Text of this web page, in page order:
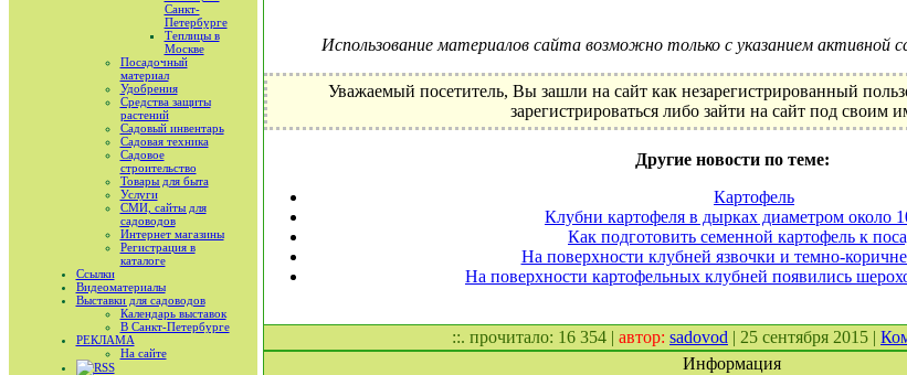
Санкт-
Петербурге
Теплицы в
Москве
Посадочный
материал
Удобрения
Средства защиты
растений
Садовый инвентарь
Садовая техника
Садовое
строительство
Товары для быта
Услуги
СМИ, сайты для
садоводов
Интернет магазины
Регистрация в
каталоге
Ссылки
Видеоматериалы
Выставки для садоводов
Календарь выставок
В Санкт-Петербурге
РЕКЛАМА
На сайте
RSS
Использование материалов сайта возможно только с указанием активной
Уважаемый посетитель, Вы зашли на сайт как незарегистрированный
зарегистрироваться либо зайти на сайт под своим
Другие новости по теме:
Картофель
Клубни картофеля в дырках диаметром около
Как подготовить семенной картофель к
На поверхности клубней язвочки и темно-
На поверхности картофельных клубней появились
::. прочитало: 16 354 | автор: sadovod | 25 сентября 2015 |
Информация